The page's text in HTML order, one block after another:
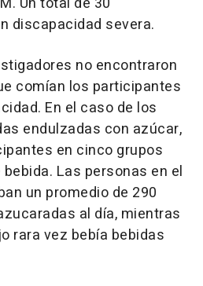
discapacidad severa.
no encontraron
comían los participantes
En el caso de los
endulzadas con azúcar,
en cinco grupos
Las personas en el
un promedio de 290
al día, mientras
rara vez bebía bebidas